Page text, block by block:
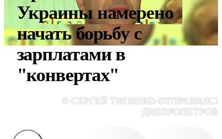
Украины намерено
начать борьбу с
зарплатами в
"конвертах"
© СЕРГЕЙ ТИГИПКО